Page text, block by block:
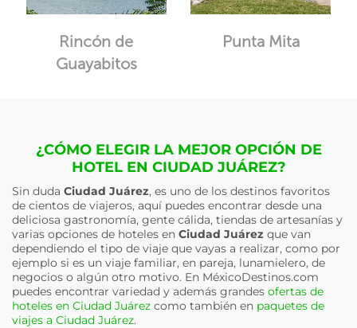
Rincón de
Guayabitos
Punta Mita
¿CÓMO ELEGIR LA MEJOR OPCIÓN DE
HOTEL EN CIUDAD JUÁREZ?
Sin duda Ciudad Juárez, es uno de los destinos favoritos
de cientos de viajeros, aquí puedes encontrar desde una
deliciosa gastronomía, gente cálida, tiendas de artesanías y
varias opciones de hoteles en Ciudad Juárez que van
dependiendo el tipo de viaje que vayas a realizar, como por
ejemplo si es un viaje familiar, en pareja, lunamielero, de
negocios o algún otro motivo. En MéxicoDestinos.com
puedes encontrar variedad y además grandes ofertas de
hoteles en Ciudad Juárez como también en paquetes de
viajes a Ciudad Juárez.